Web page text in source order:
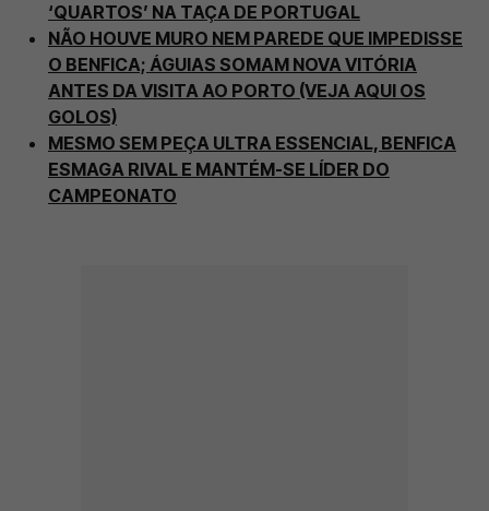
‘QUARTOS’ NA TAÇA DE PORTUGAL
NÃO HOUVE MURO NEM PAREDE QUE IMPEDISSE
O BENFICA; ÁGUIAS SOMAM NOVA VITÓRIA
ANTES DA VISITA AO PORTO (VEJA AQUI OS
GOLOS)
MESMO SEM PEÇA ULTRA ESSENCIAL, BENFICA
ESMAGA RIVAL E MANTÉM-SE LÍDER DO
CAMPEONATO